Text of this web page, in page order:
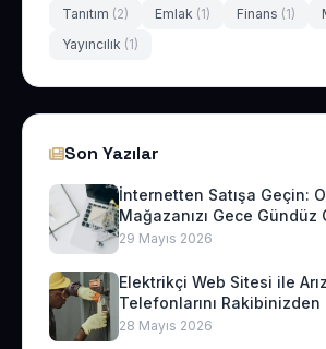
Tanıtım (2) Emlak (1) Finans (1)
Yayıncılık (1)
Son Yazılar
İnternetten Satışa Geçin:
Mağazanızı Gece Gündüz
29 Mayıs 2026
Elektrikçi Web Sitesi ile
Telefonlarını Rakibinizden
28 Mayıs 2026